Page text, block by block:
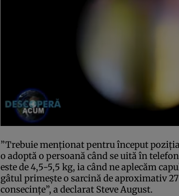
”Trebuie menţionat pentru început
o adoptă o persoană când se uită în
este de 4,5-5,5 kg, ia când ne aplecăm
gâtul primeşte o sarcină de aproximativ
consecinţe”, a declarat Steve August.